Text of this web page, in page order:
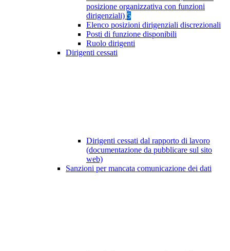
posizione organizzativa con funzioni
dirigenziali) 5
Elenco posizioni dirigenziali discrezionali
Posti di funzione disponibili
Ruolo dirigenti
Dirigenti cessati
Dirigenti cessati dal rapporto di lavoro
(documentazione da pubblicare sul sito
web)
Sanzioni per mancata comunicazione dei dati